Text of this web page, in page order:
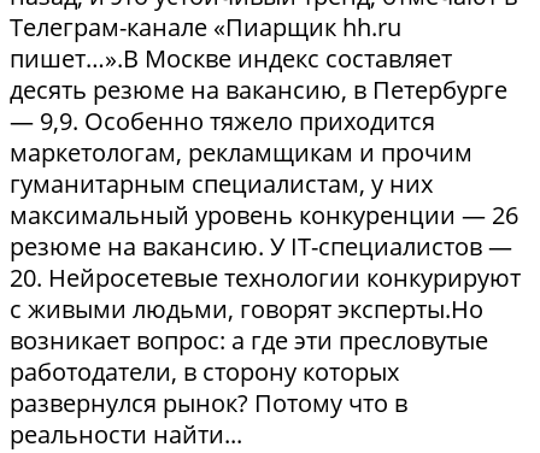
Телеграм-канале «Пиарщик hh.ru
пишет…».В Москве индекс составляет
десять резюме на вакансию, в Петербурге
— 9,9. Особенно тяжело приходится
маркетологам, рекламщикам и прочим
гуманитарным специалистам, у них
максимальный уровень конкуренции — 26
резюме на вакансию. У IT-специалистов —
20. Нейросетевые технологии конкурируют
с живыми людьми, говорят эксперты.Но
возникает вопрос: а где эти пресловутые
работодатели, в сторону которых
развернулся рынок? Потому что в
реальности найти...